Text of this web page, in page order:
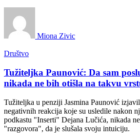
Miona Zivic
Društvo
Tužiteljka Paunović: Da sam
nikada ne bih otišla na takvu
Tužiteljka u penziji Jasmina Paunović
negativnih reakcija koje su usledile nakon
podkastu "Inserti" Dejana Lučića, nikada
"razgovora", da je slušala svoju intuiciju.